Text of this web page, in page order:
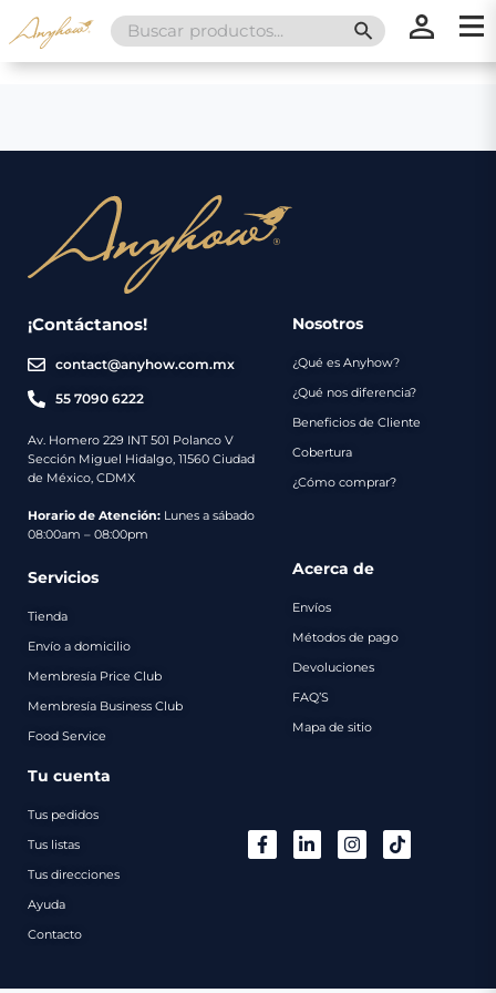
Search
for:
SEARCH
¡Contáctanos!
contact@anyhow.com.mx
55 7090 6222
Av. Homero 229 INT 501 Polanco V
Sección Miguel Hidalgo, 11560 Ciudad
de México, CDMX
Horario de Atención: Lunes a sábado
08:00am – 08:00pm
Nosotros
¿Qué es Anyhow?
¿Qué nos diferencia?
Beneficios de Cliente
Cobertura
¿Cómo comprar?
Servicios
Tienda
Envío a domicilio
Membresía Price Club
Membresía Business Club
Food Service
Acerca de
Envíos
Métodos de pago
Devoluciones
FAQ’S
Mapa de sitio
Tu cuenta
Tus pedidos
Tus listas
Tus direcciones
Ayuda
Contacto
Nosotros
Servicios
Envíos
Métodos
de
Catálogo
Regalos
Contacto